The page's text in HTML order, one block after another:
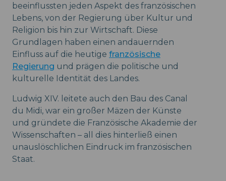
beeinflussten jeden Aspekt des französischen
Lebens, von der Regierung über Kultur und
Religion bis hin zur Wirtschaft. Diese
Grundlagen haben einen andauernden
Einfluss auf die heutige französische
Regierung und prägen die politische und
kulturelle Identität des Landes.
Ludwig XIV. leitete auch den Bau des Canal
du Midi, war ein großer Mäzen der Künste
und gründete die Französische Akademie der
Wissenschaften – all dies hinterließ einen
unauslöschlichen Eindruck im französischen
Staat.